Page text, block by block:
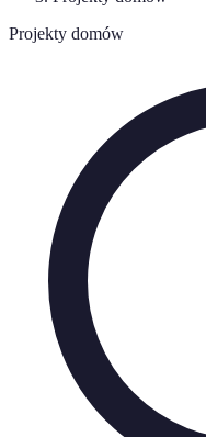
Projekty domów